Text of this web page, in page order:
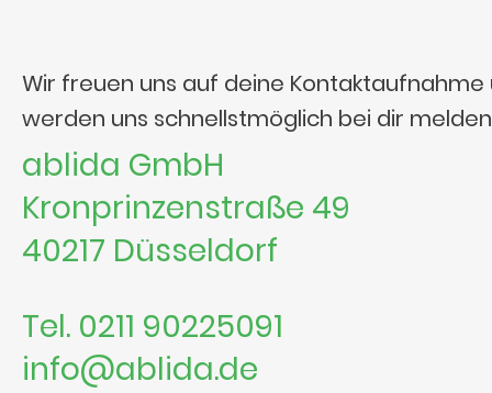
Wir freuen uns auf deine Kontaktaufnahme
werden uns schnellstmöglich bei dir
ablida GmbH
Kronprinzenstraße 49
40217 Düsseldorf
Tel. 0211 90225091
info@ablida.de